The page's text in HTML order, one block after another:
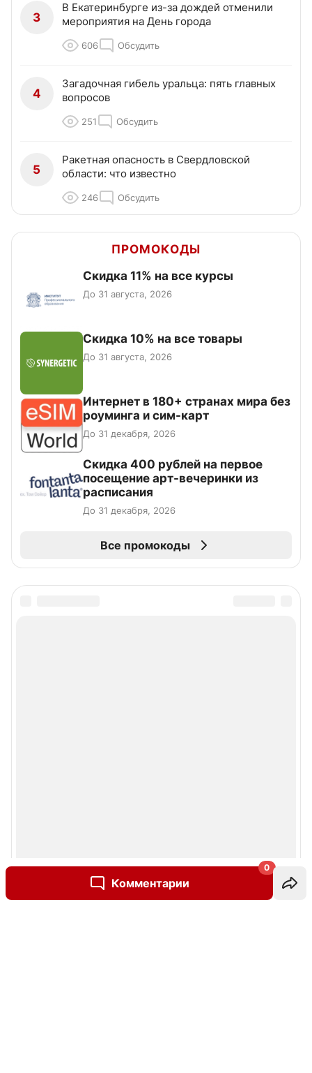
Комментарии
0
3
В Екатеринбурге из-за дождей отменили
мероприятия на День города
606 Обсудить
4
Загадочная гибель уральца: пять главных
вопросов
251 Обсудить
5
Ракетная опасность в Свердловской
области: что известно
246 Обсудить
ПРОМОКОДЫ
Скидка 11% на все курсы
До 31 августа, 2026
Скидка 10% на все товары
До 31 августа, 2026
Интернет в 180+ странах мира без
роуминга и сим-карт
До 31 декабря, 2026
Cкидка 400 рублей на первое
посещение арт-вечеринки из
расписания
До 31 декабря, 2026
Все промокоды